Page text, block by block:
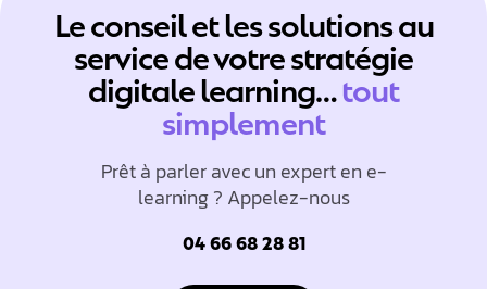
Le conseil et les solutions au
service de votre stratégie
digitale learning…tout
simplement
Prêt à parler avec un expert en e-
learning ? Appelez-nous
04 66 68 28 81